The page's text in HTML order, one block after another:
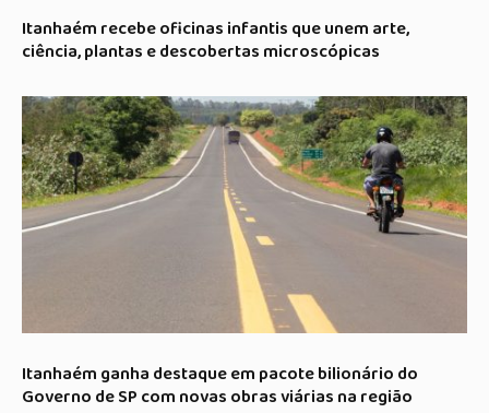
Itanhaém recebe oficinas infantis que unem arte,
ciência, plantas e descobertas microscópicas
Itanhaém ganha destaque em pacote bilionário do
Governo de SP com novas obras viárias na região